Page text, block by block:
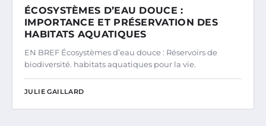
ÉCOSYSTÈMES D’EAU DOUCE :
IMPORTANCE ET PRÉSERVATION DES
HABITATS AQUATIQUES
EN BREF Écosystèmes d’eau douce : Réservoirs de
biodiversité. habitats aquatiques pour la vie.
JULIE GAILLARD